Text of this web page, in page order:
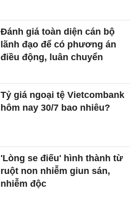
Đánh giá toàn diện cán bộ
lãnh đạo để có phương án
điều động, luân chuyển
Tỷ giá ngoại tệ Vietcombank
hôm nay 30/7 bao nhiêu?
'Lòng se điếu' hình thành từ
ruột non nhiễm giun sán,
nhiễm độc